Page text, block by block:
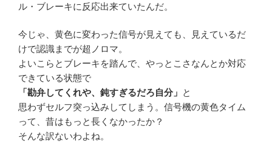
ル・ブレーキに反応出来ていたんだ。
今じゃ、黄色に変わった信号が見えても、見えているだ
けで認識までが超ノロマ。
よいこらとブレーキを踏んで、やっとこさなんとか対応
できている状態で
「勘弁してくれや、鈍すぎるだろ自分」 と
思わずセルフ突っ込みしてしまう。信号機の黄色タイム
って、昔はもっと長くなかったか？
そんな訳ないわよね。